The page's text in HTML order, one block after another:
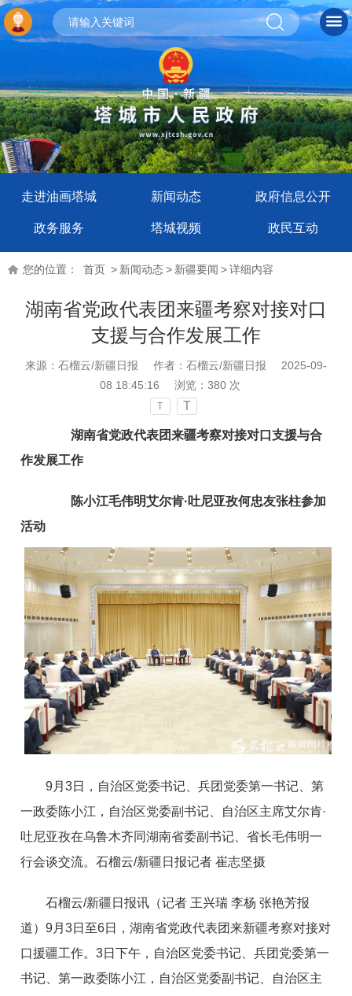
走进油画塔城 新闻动态 政府信息公开
政务服务 塔城视频 政民互动
您的位置： 首页 > 新闻动态> 新疆要闻 >详细内容
湖南省党政代表团来疆考察对接对口
支援与合作发展工作
来源：石榴云/新疆日报 作者：石榴云/新疆日报
2025-09-
08 18:45:16
浏览： 380 次
T T
湖南省党政代表团来疆考察对接对口支援与合
作发展工作
陈小江毛伟明艾尔肯·吐尼亚孜何忠友张柱参加
活动
9月3日，自治区党委书记、兵团党委第一书记、第
一政委陈小江，自治区党委副书记、自治区主席艾尔肯·
吐尼亚孜在乌鲁木齐同湖南省委副书记、省长毛伟明一
行会谈交流。石榴云/新疆日报记者 崔志坚摄
石榴云/新疆日报讯（记者 王兴瑞 李杨 张艳芳报
道）9月3日至6日，湖南省党政代表团来新疆考察对接对
口援疆工作。3日下午，自治区党委书记、兵团党委第一
书记、第一政委陈小江，自治区党委副书记、自治区主